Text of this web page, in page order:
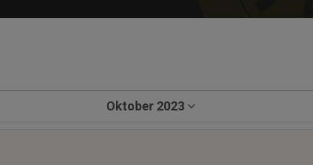
Oktober 2023